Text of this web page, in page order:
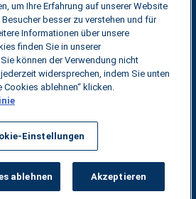
Datenschutzbestimmungen
um Ihre Erfahrung auf unserer Website
besser zu verstehen und für
Informationen über unsere
finden Sie in unserer
können der Verwendung nicht
widersprechen, indem Sie unten
ablehnen“ klicken.
Einstellungen
ablehnen Akzeptieren